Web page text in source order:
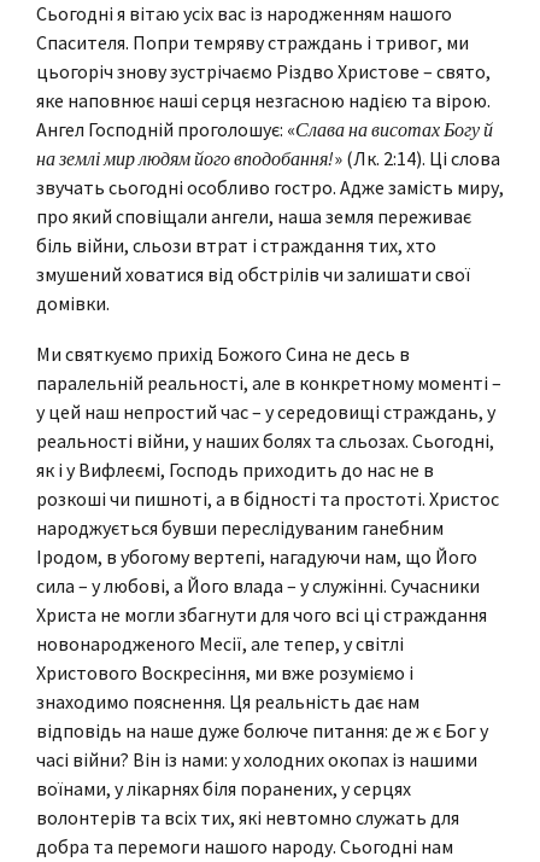
Сьогодні я вітаю усіх вас із народженням нашого
Спасителя. Попри темряву страждань і тривог, ми
цьогоріч знову зустрічаємо Різдво Христове – свято,
яке наповнює наші серця незгасною надією та вірою.
Ангел Господній проголошує: «Слава на висотах Богу й
на землі мир людям його вподобання!» (Лк. 2:14). Ці слова
звучать сьогодні особливо гостро. Адже замість миру,
про який сповіщали ангели, наша земля переживає
біль війни, сльози втрат і страждання тих, хто
змушений ховатися від обстрілів чи залишати свої
домівки.
Ми святкуємо прихід Божого Сина не десь в
паралельній реальності, але в конкретному моменті –
у цей наш непростий час – у середовищі страждань, у
реальності війни, у наших болях та сльозах. Сьогодні,
як і у Вифлеємі, Господь приходить до нас не в
розкоші чи пишноті, а в бідності та простоті. Христос
народжується бувши переслідуваним ганебним
Іродом, в убогому вертепі, нагадуючи нам, що Його
сила – у любові, а Його влада – у служінні. Сучасники
Христа не могли збагнути для чого всі ці страждання
новонародженого Месії, але тепер, у світлі
Христового Воскресіння, ми вже розуміємо і
знаходимо пояснення. Ця реальність дає нам
відповідь на наше дуже болюче питання: де ж є Бог у
часі війни? Він із нами: у холодних окопах із нашими
воїнами, у лікарнях біля поранених, у серцях
волонтерів та всіх тих, які невтомно служать для
добра та перемоги нашого народу. Сьогодні нам